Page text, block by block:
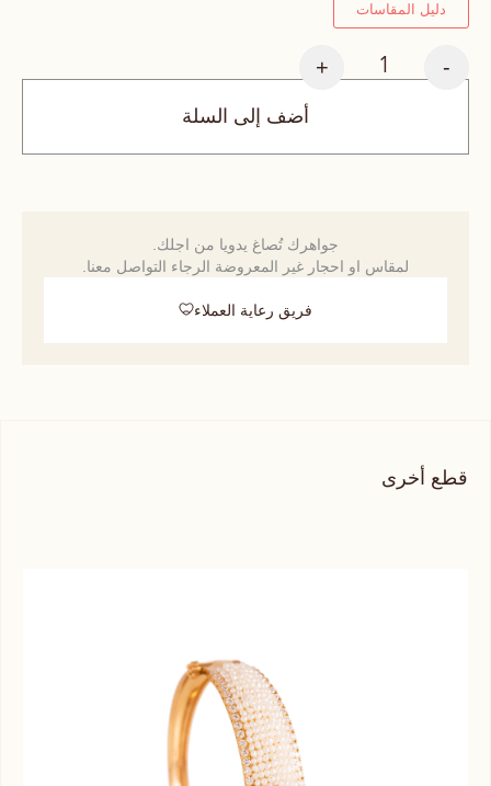
دليل المقاسات
-
+
أضف إلى السلة
جواهرك تُصاغ يدويا من اجلك.
لمقاس او احجار غير المعروضة الرجاء التواصل معنا.
فريق رعاية العملاء
قطع أخرى